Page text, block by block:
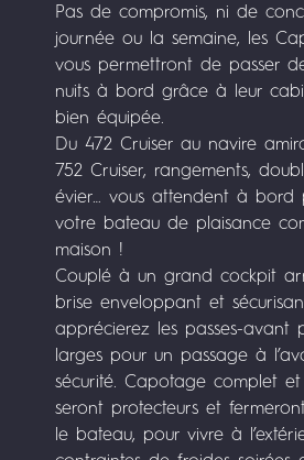
Pas de compromis, ni de
journée ou la semaine, les
vous permettront de passer
nuits à bord grâce à leur
bien équipée.
Du 472 Cruiser au navire
752 Cruiser, rangements,
évier… vous attendent à bord
votre bateau de plaisance
maison !
Couplé à un grand cockpit
brise enveloppant et
apprécierez les passes-avant
larges pour un passage à
sécurité. Capotage complet
seront protecteurs et
le bateau, pour vivre à